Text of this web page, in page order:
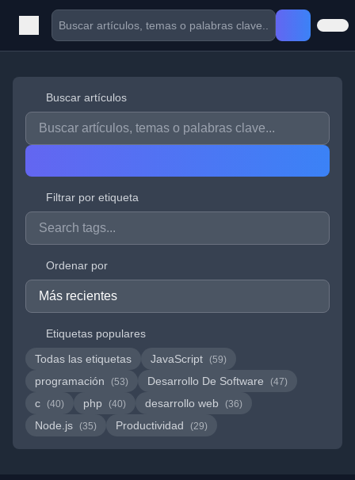
Buscar artículos
Filtrar por etiqueta
Ordenar por
Etiquetas populares
Todas las etiquetas
JavaScript (59)
programación (53) Desarrollo De Software (47)
c (40) php (40) desarrollo web (36)
Node.js (35) Productividad (29)